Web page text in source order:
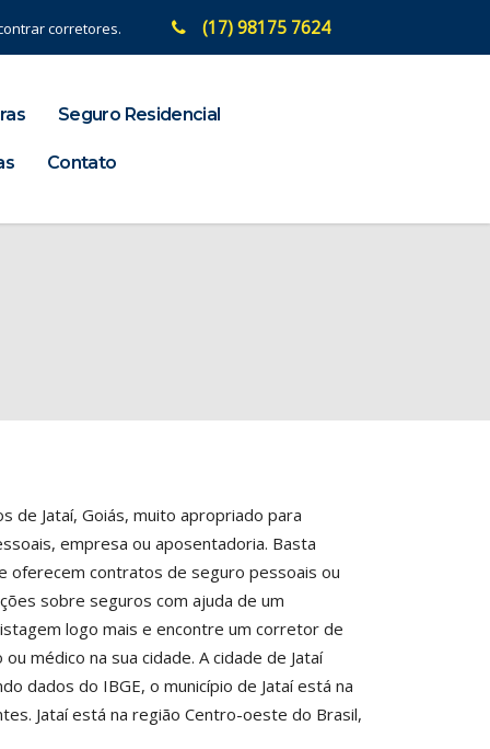
corretores. (17) 98175 7624
Seguro Residencial
Contato
de Jataí, Goiás, muito apropriado para
empresa ou aposentadoria. Basta
oferecem contratos de seguro pessoais ou
sobre seguros com ajuda de um
logo mais e encontre um corretor de
médico na sua cidade. A cidade de Jataí
dados do IBGE, o município de Jataí está na
Jataí está na região Centro-oeste do Brasil,